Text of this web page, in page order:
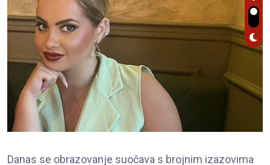
Danas se obrazovanje suočava s brojnim izazovima